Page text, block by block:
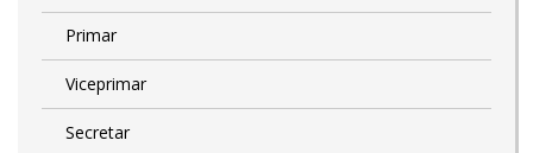
Primar
Viceprimar
Secretar